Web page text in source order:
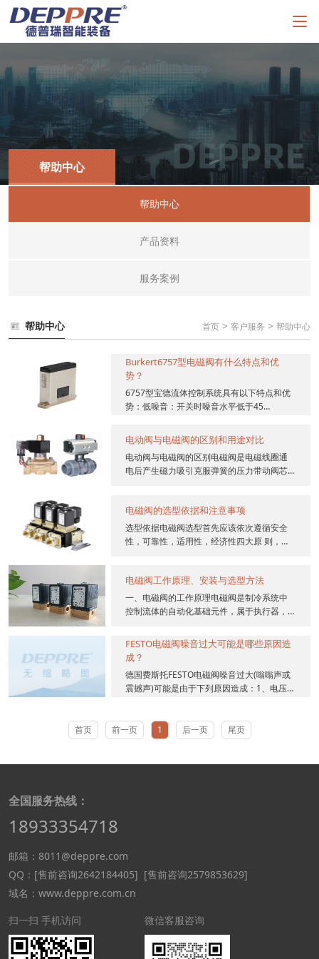
帮助中心
帮助中心
产品资料
服务案例
帮助中心 首页 > 客户服务 > 帮助中心
Burkert6757型电磁阀有什么特点和优
势？
6757型宝德流体控制系统具有以下特点和优
势：低噪音：开关时噪音水平低于45
关：开关时间非...
电动阀与电磁阀的区别和用途对比
电动阀与电磁阀的区别电磁阀是电磁线圈通
电后产生磁力吸引克服弹簧的压力带动阀芯
电磁阀的选型依据和注意事项
选型依据电磁阀选型首先应该依次遵循安全
性，可靠性，适用性，经济性四大原 则，其
电磁阀工作原理、安装与选型方法
一、电磁阀的工作原理电磁阀是制冷系统中
控制流体的自动化基础元件，属于执行器，
调容，在制冷系统管路上...
FESTO电磁阀噪音过大可能是哪些原因造
成？
德国费斯托FESTO电磁阀噪音过大(嗡嗡声或
震撼声)可能是由于下列原因造成：1、电压过
首页
前一页 1 后一页 尾页
全国服务热线：
18933354718
邮箱：8011@deppre.com
QQ： [售前咨询2642184405] [售前咨询2579853629]
域名：www.deppre.com.cn
扫一扫 手机访问
微信客服咨询